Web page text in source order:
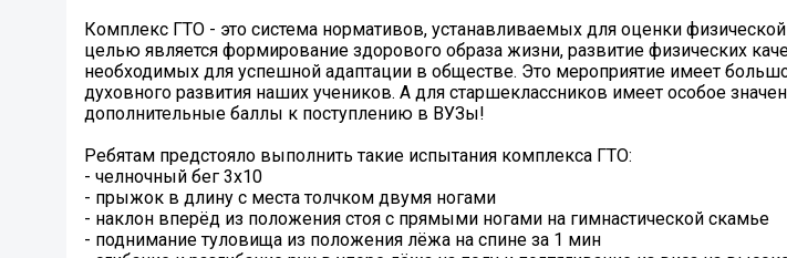
Комплекс ГТО - это система нормативов, устанавливаемых для оценки
целью является формирование здорового образа жизни, развитие физических
необходимых для успешной адаптации в обществе. Это мероприятие имеет
духовного развития наших учеников. А для старшеклассников имеет особое
дополнительные баллы к поступлению в ВУЗы!
Ребятам предстояло выполнить такие испытания комплекса ГТО:
- челночный бег 3х10
- прыжок в длину с места толчком двумя ногами
- наклон вперёд из положения стоя с прямыми ногами на гимнастической скамье
- поднимание туловища из положения лёжа на спине за 1 мин